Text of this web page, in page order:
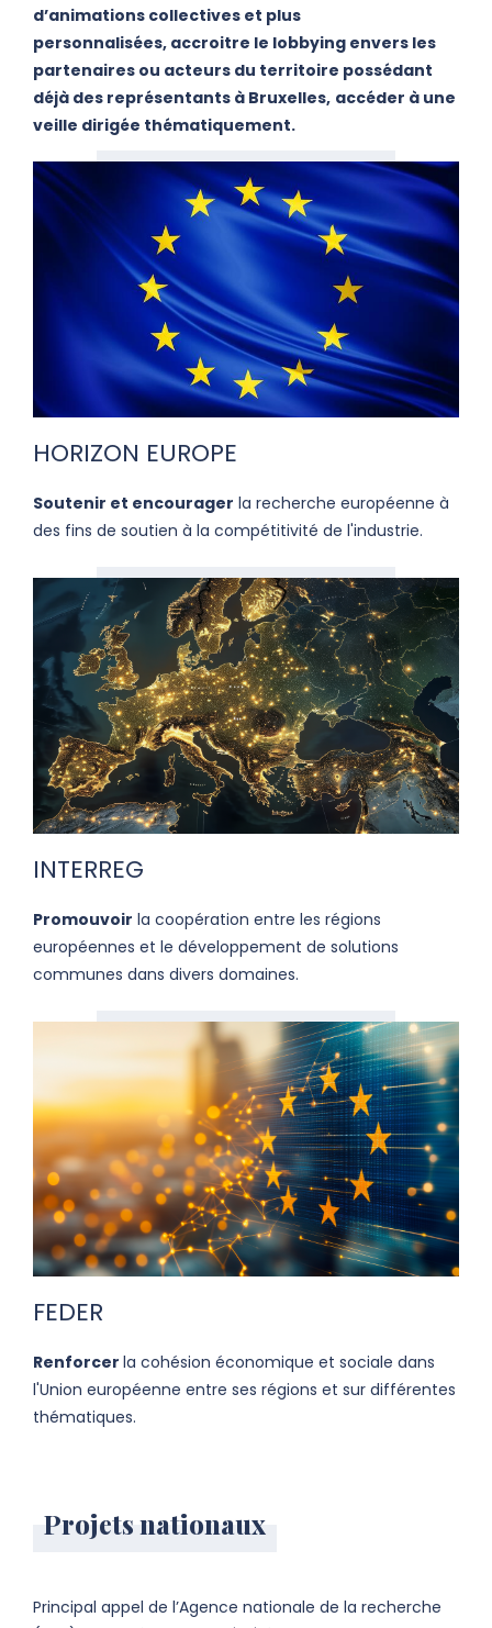
d’animations collectives et plus
personnalisées, accroitre le lobbying envers les
partenaires ou acteurs du territoire possédant
déjà des représentants à Bruxelles, accéder à une
veille dirigée thématiquement.
HORIZON EUROPE
Soutenir et encourager la recherche européenne à
des fins de soutien à la compétitivité de l'industrie.
INTERREG
Promouvoir la coopération entre les régions
européennes et le développement de solutions
communes dans divers domaines.
FEDER
Renforcer la cohésion économique et sociale dans
l'Union européenne entre ses régions et sur différentes
thématiques.
Projets nationaux
Principal appel de l’Agence nationale de la recherche